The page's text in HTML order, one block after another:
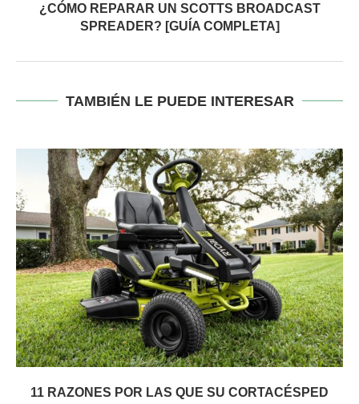
¿CÓMO REPARAR UN SCOTTS BROADCAST
SPREADER? [GUÍA COMPLETA]
TAMBIÉN LE PUEDE INTERESAR
11 RAZONES POR LAS QUE SU CORTACÉSPED